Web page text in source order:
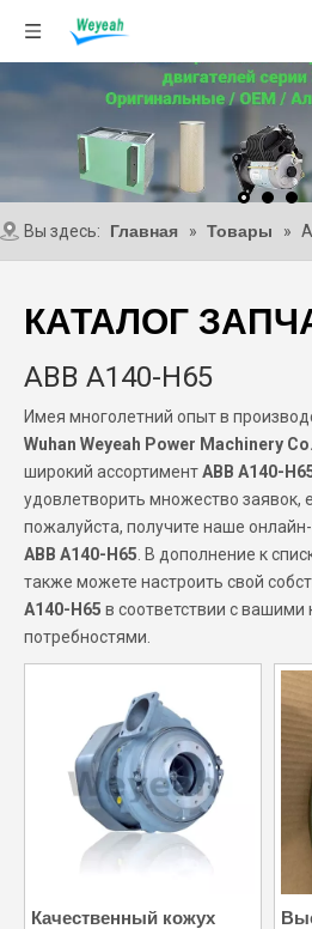
Вы здесь: Главная » Товары »
КАТАЛОГ
ABB A140-H65
Имея многолетний опыт в
Wuhan Weyeah Power Machinery
широкий ассортиментABB A140-
удовлетворить множество заявок,
пожалуйста, получите наше
ABB A140-H65 . В дополнение к
также можете настроить свой
A140-H65 в соответствии с вашими
потребностями.
Качественный кожух